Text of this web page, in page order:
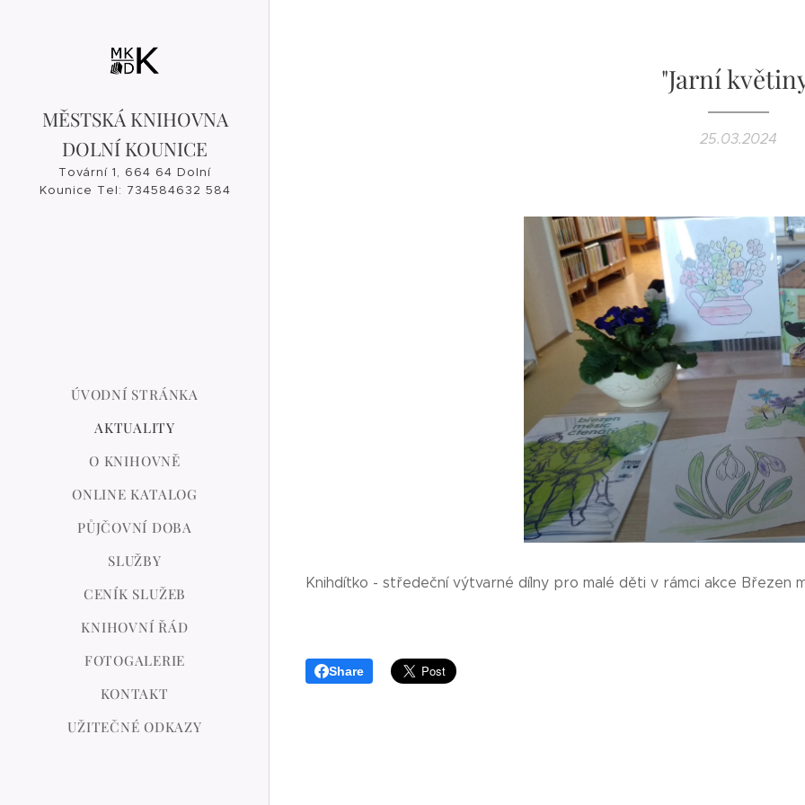
MĚSTSKÁ KNIHOVNA
DOLNÍ KOUNICE
Tovární 1, 664 64 Dolní
Kounice Tel: 734584632 584
ÚVODNÍ STRÁNKA
AKTUALITY
O KNIHOVNĚ
ONLINE KATALOG
PŮJČOVNÍ DOBA
SLUŽBY
CENÍK SLUŽEB
KNIHOVNÍ ŘÁD
FOTOGALERIE
KONTAKT
UŽITEČNÉ ODKAZY
"Jarní
25.03.2024
Knihdítko - středeční výtvarné dílny pro malé děti v rámci akce Březen
Share